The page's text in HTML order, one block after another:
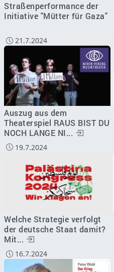
Straßenperformance der
Initiative "Mütter für Gaza"
21.7.2024
Auszug aus dem
Theaterspiel RAUS BIST DU
NOCH LANGE NI...
19.7.2024
Welche Strategie verfolgt
der deutsche Staat damit?
Mit...
16.7.2024